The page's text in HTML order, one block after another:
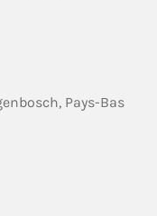
Pays-Bas